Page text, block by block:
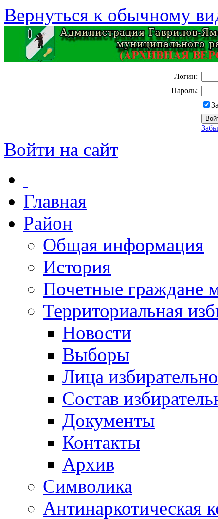
Вернуться к обычному
Логин:
Пароль:
Войти на сайт
Главная
Район
Общая информация
История
Почетные граждане
Территориальная
Новости
Выборы
Лица
Состав
Документы
Контакты
Архив
Символика
Антинаркотическая